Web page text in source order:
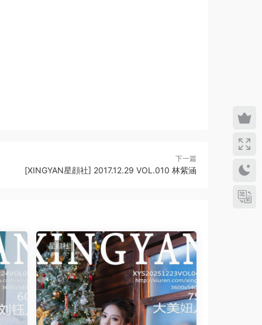
下一篇
[XINGYAN星顔社] 2017.12.29 VOL.010 林紫涵
星顔社